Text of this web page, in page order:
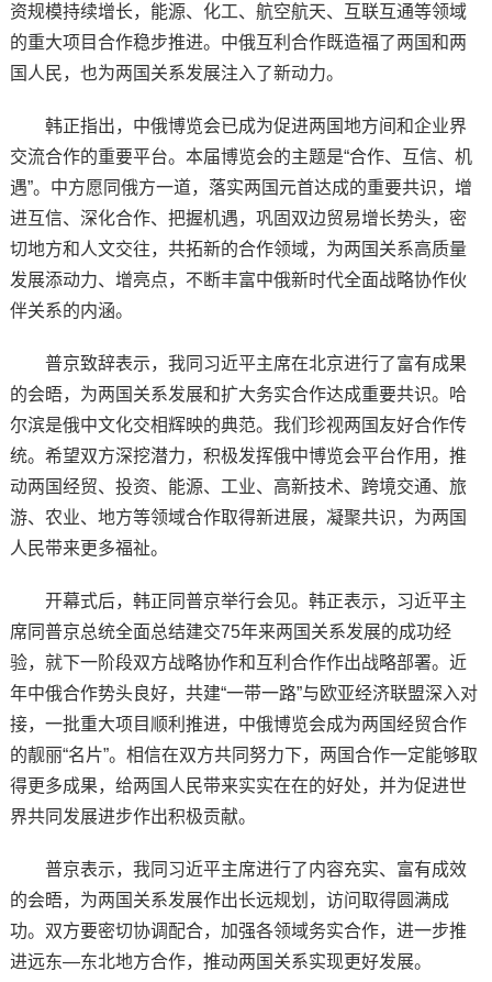
资规模持续增长，能源、化工、航空航天、互联互通等领域
的重大项目合作稳步推进。中俄互利合作既造福了两国和两
国人民，也为两国关系发展注入了新动力。
韩正指出，中俄博览会已成为促进两国地方间和企业界
交流合作的重要平台。本届博览会的主题是“合作、互信、机
遇”。中方愿同俄方一道，落实两国元首达成的重要共识，增
进互信、深化合作、把握机遇，巩固双边贸易增长势头，密
切地方和人文交往，共拓新的合作领域，为两国关系高质量
发展添动力、增亮点，不断丰富中俄新时代全面战略协作伙
伴关系的内涵。
普京致辞表示，我同习近平主席在北京进行了富有成果
的会晤，为两国关系发展和扩大务实合作达成重要共识。哈
尔滨是俄中文化交相辉映的典范。我们珍视两国友好合作传
统。希望双方深挖潜力，积极发挥俄中博览会平台作用，推
动两国经贸、投资、能源、工业、高新技术、跨境交通、旅
游、农业、地方等领域合作取得新进展，凝聚共识，为两国
人民带来更多福祉。
开幕式后，韩正同普京举行会见。韩正表示，习近平主
席同普京总统全面总结建交75年来两国关系发展的成功经
验，就下一阶段双方战略协作和互利合作作出战略部署。近
年中俄合作势头良好，共建“一带一路”与欧亚经济联盟深入对
接，一批重大项目顺利推进，中俄博览会成为两国经贸合作
的靓丽“名片”。相信在双方共同努力下，两国合作一定能够取
得更多成果，给两国人民带来实实在在的好处，并为促进世
界共同发展进步作出积极贡献。
普京表示，我同习近平主席进行了内容充实、富有成效
的会晤，为两国关系发展作出长远规划，访问取得圆满成
功。双方要密切协调配合，加强各领域务实合作，进一步推
进远东—东北地方合作，推动两国关系实现更好发展。